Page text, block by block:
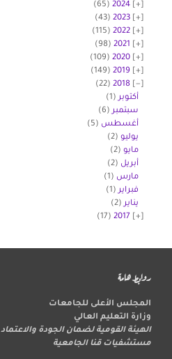
2024
(65)
2023
(43)
2022
(115)
2021
(98)
2020
(109)
2019
(149)
2018
(22)
أكتوبر(1)
سبتمبر(6)
أغسطس (5)
يوليو (2)
مايو (2)
أبريل (2)
مارس (1)
فبراير(1)
يناير(2)
2017
(17)
روابط هامة
المجلس الأعلى للجامعات
وزارة التعليم العالي
الهيئة القومية لضمان الجودة والاعتماد
مستشفيات قنا الجامعية